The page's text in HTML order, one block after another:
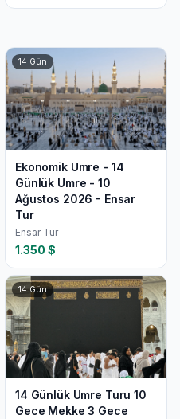
14 Gün
Ekonomik Umre - 14
Günlük Umre - 10
Ağustos 2026 - Ensar
Tur
Ensar Tur
1.350 $
14Gün
14 Günlük Umre Turu 10
Gece Mekke 3 Gece